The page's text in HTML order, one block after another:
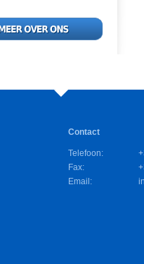
Contact
Telefoon:
Fax:
Email: